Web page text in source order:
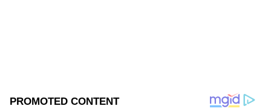
கொடுக்கப்போகிறது என்பதை பார்ப்போம்.